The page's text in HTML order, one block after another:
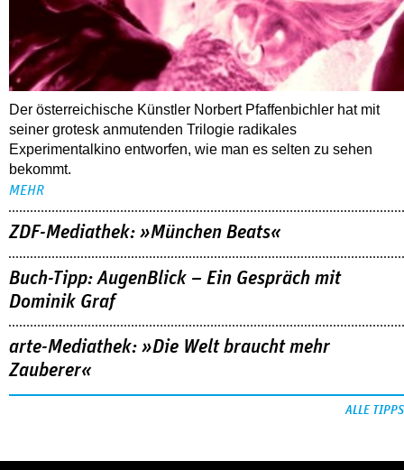
Der österreichische Künstler Norbert Pfaffenbichler hat mit
seiner grotesk anmutenden Trilogie radikales
Experimentalkino entworfen, wie man es selten zu sehen
bekommt.
MEHR
ZDF-Mediathek: »München Beats«
Buch-Tipp: AugenBlick – Ein Gespräch mit
Dominik Graf
arte-Mediathek: »Die Welt braucht mehr
Zauberer«
ALLE TIPPS